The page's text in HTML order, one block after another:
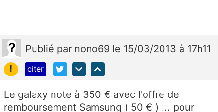
Publié par nono69 le 15/03/2013 à 17h11
!
citer
Le galaxy note à 350 € avec l'offre de
remboursement Samsung ( 50 € ) ... pour